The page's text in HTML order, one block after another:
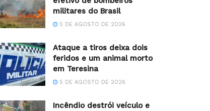
militares do Brasil
5 DE AGOSTO DE 2026
Ataque a tiros deixa dois
feridos e um animal morto
em Teresina
5 DE AGOSTO DE 2026
Incêndio destrói veículo e